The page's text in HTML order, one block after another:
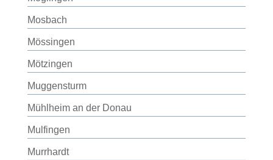
Mosbach
Mössingen
Mötzingen
Muggensturm
Mühlheim an der Donau
Mulfingen
Murrhardt